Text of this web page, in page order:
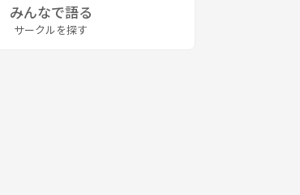
みんなで語る
サークルを探す